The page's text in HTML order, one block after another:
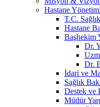
Hastane Yönetimi
T.C.
Hastane
Başhekim
Dr.
Dr.
İdari ve
Sağlık
Destek ve
Müdür